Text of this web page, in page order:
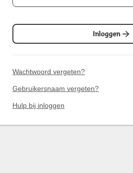
Inloggen
Wachtwoord vergeten?
Gebruikersnaam vergeten?
Hulp bij inloggen